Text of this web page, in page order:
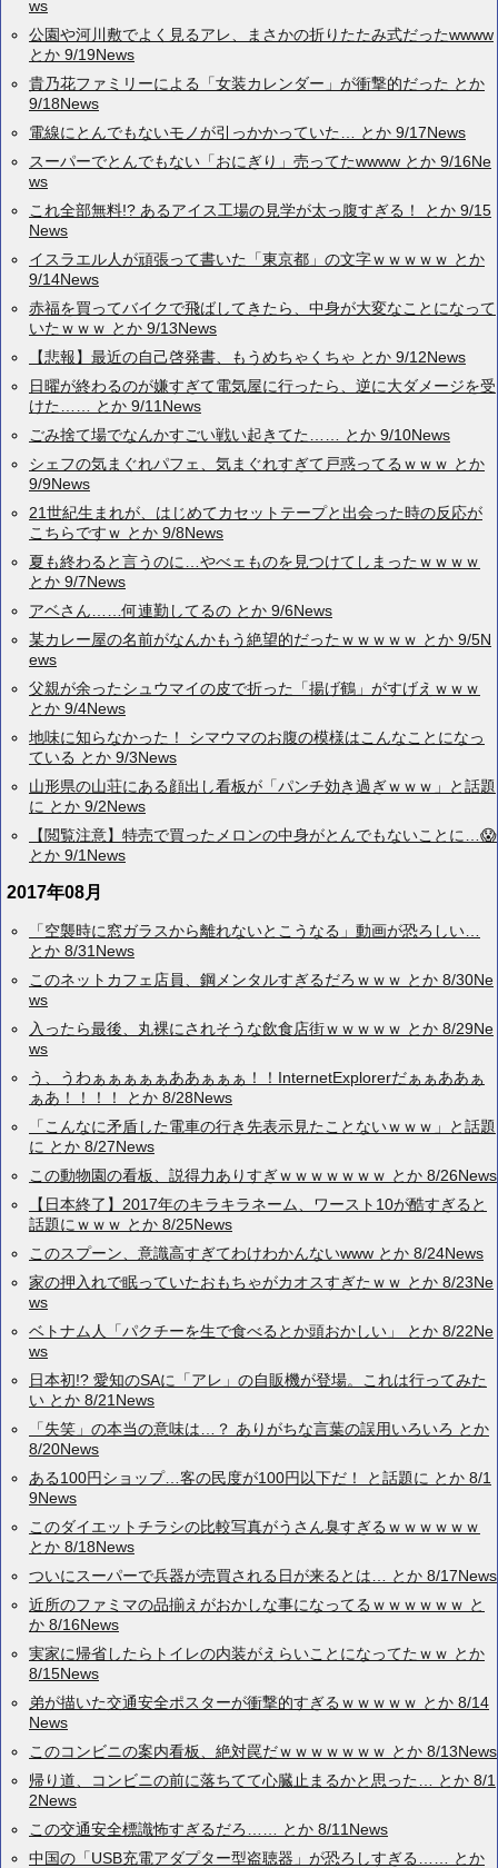
ws
公園や河川敷でよく見るアレ、まさかの折りたたみ式だったwwww
とか 9/19News
貴乃花ファミリーによる「女装カレンダー」が衝撃的だった とか
9/18News
電線にとんでもないモノが引っかかっていた… とか 9/17News
スーパーでとんでもない「おにぎり」売ってたwwww とか 9/16Ne
ws
これ全部無料!? あるアイス工場の見学が太っ腹すぎる！ とか 9/15
News
イスラエル人が頑張って書いた「東京都」の文字ｗｗｗｗｗ とか
9/14News
赤福を買ってバイクで飛ばしてきたら、中身が大変なことになって
いたｗｗｗ とか 9/13News
【悲報】最近の自己啓発書、もうめちゃくちゃ とか 9/12News
日曜が終わるのが嫌すぎて電気屋に行ったら、逆に大ダメージを受
けた…… とか 9/11News
ごみ捨て場でなんかすごい戦い起きてた…… とか 9/10News
シェフの気まぐれパフェ、気まぐれすぎて戸惑ってるｗｗｗ とか
9/9News
21世紀生まれが、はじめてカセットテープと出会った時の反応が
こちらですｗ とか 9/8News
夏も終わると言うのに…やべェものを見つけてしまったｗｗｗｗ
とか 9/7News
アベさん……何連勤してるの とか 9/6News
某カレー屋の名前がなんかもう絶望的だったｗｗｗｗｗ とか 9/5N
ews
父親が余ったシュウマイの皮で折った「揚げ鶴」がすげえｗｗｗ
とか 9/4News
地味に知らなかった！ シマウマのお腹の模様はこんなことになっ
ている とか 9/3News
山形県の山荘にある顔出し看板が「パンチ効き過ぎｗｗｗ」と話題
に とか 9/2News
【閲覧注意】特売で買ったメロンの中身がとんでもないことに…😱
とか 9/1News
2017年08月
「空襲時に窓ガラスから離れないとこうなる」動画が恐ろしい…
とか 8/31News
このネットカフェ店員、鋼メンタルすぎるだろｗｗｗ とか 8/30Ne
ws
入ったら最後、丸裸にされそうな飲食店街ｗｗｗｗｗ とか 8/29Ne
ws
う、うわぁぁぁぁぁああぁぁぁ！！InternetExplorerだぁぁああぁ
ぁあ！！！！ とか 8/28News
「こんなに矛盾した電車の行き先表示見たことないｗｗｗ」と話題
に とか 8/27News
この動物園の看板、説得力ありすぎｗｗｗｗｗｗｗ とか 8/26News
【日本終了】2017年のキラキラネーム、ワースト10が酷すぎると
話題にｗｗｗ とか 8/25News
このスプーン、意識高すぎてわけわかんないwww とか 8/24News
家の押入れで眠っていたおもちゃがカオスすぎたｗｗ とか 8/23Ne
ws
ベトナム人「パクチーを生で食べるとか頭おかしい」 とか 8/22Ne
ws
日本初!? 愛知のSAに「アレ」の自販機が登場。これは行ってみた
い とか 8/21News
「失笑」の本当の意味は…？ ありがちな言葉の誤用いろいろ とか
8/20News
ある100円ショップ…客の民度が100円以下だ！ と話題に とか 8/1
9News
このダイエットチラシの比較写真がうさん臭すぎるｗｗｗｗｗｗ
とか 8/18News
ついにスーパーで兵器が売買される日が来るとは… とか 8/17News
近所のファミマの品揃えがおかしな事になってるｗｗｗｗｗｗ と
か 8/16News
実家に帰省したらトイレの内装がえらいことになってたｗｗ とか
8/15News
弟が描いた交通安全ポスターが衝撃的すぎるｗｗｗｗｗ とか 8/14
News
このコンビニの案内看板、絶対罠だｗｗｗｗｗｗｗ とか 8/13News
帰り道、コンビニの前に落ちてて心臓止まるかと思った… とか 8/1
2News
この交通安全標識怖すぎるだろ…… とか 8/11News
中国の「USB充電アダプター型盗聴器」が恐ろしすぎる…… とか